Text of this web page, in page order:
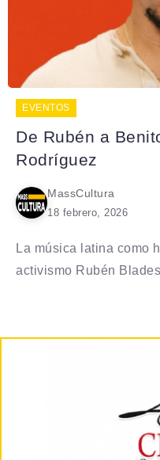
EVENTOS
De Rubén a
Rodríguez
MassCultura
18 febrero, 2026
La música latina como
activismo Rubén